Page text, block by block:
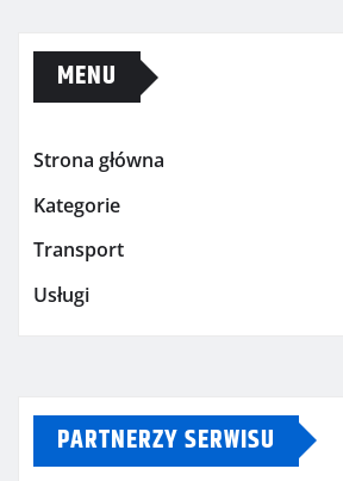
MENU
Strona główna
Kategorie
Transport
Usługi
PARTNERZY SERWISU